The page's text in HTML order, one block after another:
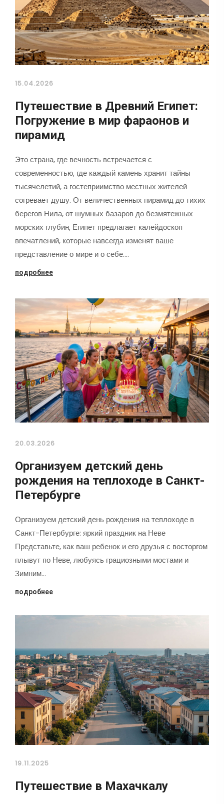
15.04.2026
Путешествие в Древний Египет:
Погружение в мир фараонов и
пирамид
Это страна, где вечность встречается с
современностью, где каждый камень хранит тайны
тысячелетий, а гостеприимство местных жителей
согревает душу. От величественных пирамид до тихих
берегов Нила, от шумных базаров до безмятежных
морских глубин, Египет предлагает калейдоскоп
впечатлений, которые навсегда изменят ваше
представление о мире и о себе.…
подробнее
20.03.2026
Организуем детский день
рождения на теплоходе в Санкт-
Петербурге
Организуем детский день рождения на теплоходе в
Санкт-Петербурге: яркий праздник на Неве
Представьте, как ваш ребенок и его друзья с восторгом
плывут по Неве, любуясь грациозными мостами и
Зимним…
подробнее
19.11.2025
Путешествие в Махачкалу